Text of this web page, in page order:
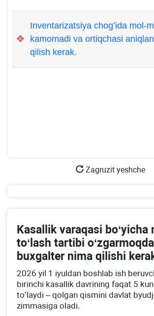
❖
Inventarizatsiya chogʻida mol-
kamomadi va ortiqchasi
qilish kerak.
Zagruzit yeshche
Kasallik varaqasi boʻyicha
toʻlash tartibi
buхgalter nima qilishi
2026 yil 1 iyuldan boshlab ish
birinchi kasallik davrining faqat 5
toʻlaydi – qolgan qismini davlat
zimmasiga oladi.